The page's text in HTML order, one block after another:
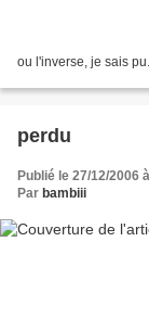
ou l'inverse, je sais
perdu
Publié le 27/12/2006
Par bambiii